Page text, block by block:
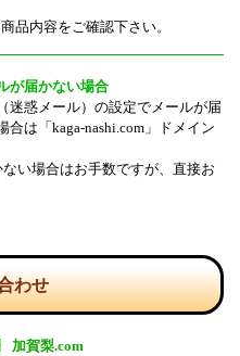
品内容をご確認下さい。
が届かない場合
迷惑メール）の設定でメールが届
は「kaga-nashi.com」ドメイン
い場合はお手数ですが、直接お
わせ
加賀梨.com